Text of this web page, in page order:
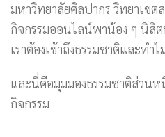
มหาวิทยาลัยศิลปากร วิทยาเขต
กิจกรรมออนไลน์พาน้อง ๆ นิสิต
เราต้องเข้าถึงธรรมชาติและทำไ
และนี่คือมุมมองธรรมชาติส่วนห
กิจกรรม